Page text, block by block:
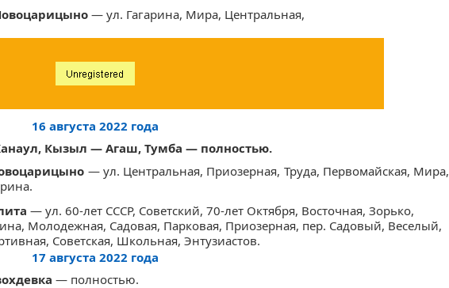
— ул. Гагарина, Мира, Центральная,
16 августа 2022 года
Кызыл — Агаш, Тумба — полностью.
— ул. Центральная, Приозерная, Труда, Первомайская, Мира,
— ул. 60-лет СССР, Советский, 70-лет Октября, Восточная, Зорько,
Молодежная, Садовая, Парковая, Приозерная, пер. Садовый, Веселый,
Советская, Школьная, Энтузиастов.
17 августа 2022 года
— полностью.